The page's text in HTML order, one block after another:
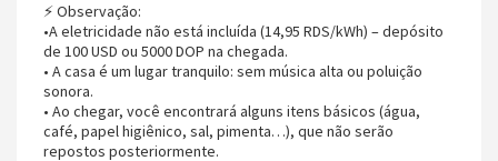
⚡ Observação:
•A eletricidade não está incluída (14,95 RDS/kWh) – depósito
de 100 USD ou 5000 DOP na chegada.
• A casa é um lugar tranquilo: sem música alta ou poluição
sonora.
• Ao chegar, você encontrará alguns itens básicos (água,
café, papel higiênico, sal, pimenta…), que não serão
repostos posteriormente.